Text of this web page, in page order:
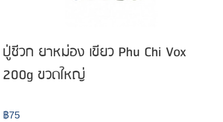
ปู่ชีวก ยาหม่อง เขียว Phu Chi Vox
200g ขวดใหญ่
฿75